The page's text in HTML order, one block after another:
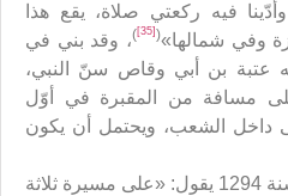
فيه ركعتي صلاة، يقع هذا
وفي شمالها»(
[35]
)، وقد بني في
عتبة بن أبي وقاص سنّ النبي،
مسافة من المقبرة في أوّل
داخل الشعب، ويحتمل أن يكون
كتب الميرزا أحمد المهندس سنة 1294 يقول: «على مسيرة ثلاثة